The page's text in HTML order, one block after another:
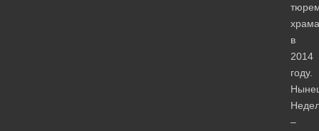
в
2014
году.
–